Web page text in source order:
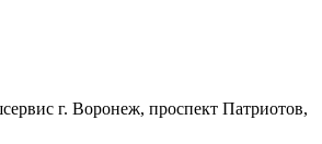
г. Воронеж, проспект Патриотов,